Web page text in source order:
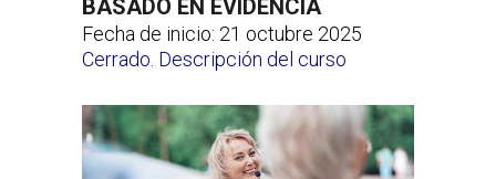
BASADO EN EVIDENCIA
Fecha de inicio: 21 octubre 2025
Cerrado. Descripción del curso